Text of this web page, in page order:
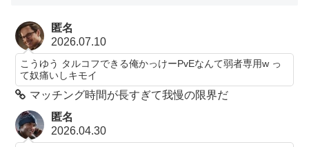
匿名
2026.07.10
こうゆう タルコフできる俺かっけーPvEなんて弱者専用w っ
て奴痛いしキモイ
マッチング時間が長すぎて我慢の限界だ
匿名
2026.04.30